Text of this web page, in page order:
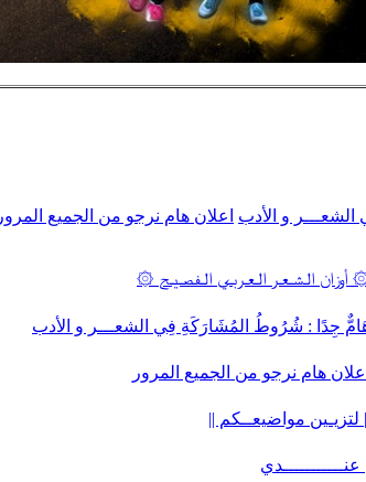
و الأدب
اعلان هام نرجو من الجميع المرور
أوزان الـشـعـر الـعـربـي الـفـصـيـح ۞
جِدًا : شُرُوطُ المُشَارَكَةِ فِي الشعـــر و الأدب
اعلان هام نرجو من الجميع المرور
لتزيـين مواضيعــكم ||